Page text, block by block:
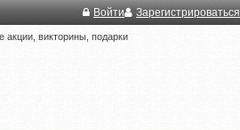
Войти Зарегистрироваться
викторины, подарки